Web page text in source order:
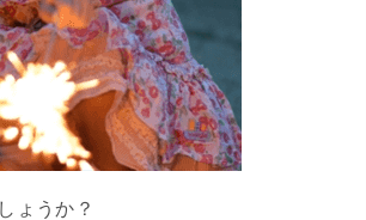
ょうか？